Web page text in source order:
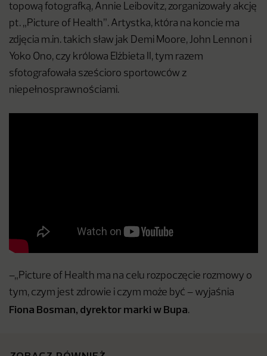
topową fotografką, Annie Leibovitz, zorganizowały akcję
pt. „Picture of Health”. Artystka, która na koncie ma
zdjęcia m.in. takich sław jak Demi Moore, John Lennon i
Yoko Ono, czy królowa Elżbieta II, tym razem
sfotografowała sześcioro sportowców z
niepełnosprawnościami.
–„Picture of Health ma na celu rozpoczęcie rozmowy o
tym, czym jest zdrowie i czym może być – wyjaśnia
Fiona Bosman, dyrektor marki w Bupa.